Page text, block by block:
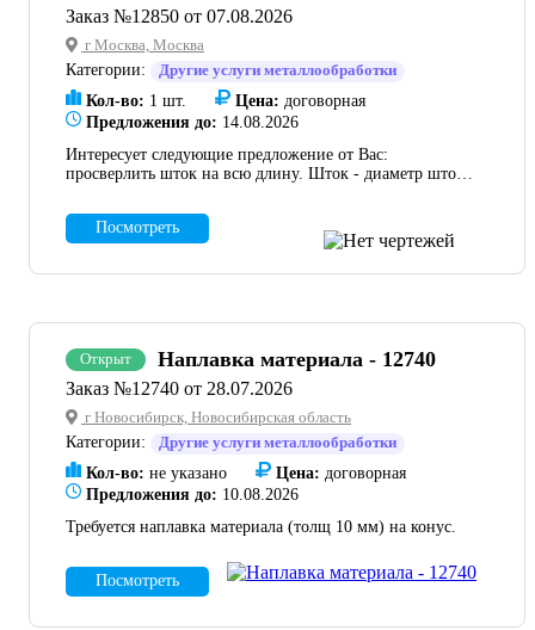
Заказ №12850 от 07.08.2026
г Москва, Москва
Категории:
Другие услуги металлообработки
Кол-во: 1 шт. Цена: договорная
Предложения до: 14.08.2026
Интересует следующие предложение от Вас:
просверлить шток на всю длину. Шток - диаметр штока
Материал наш, требуется только работа. Прошу выслать
Посмотреть
Открыт Наплавка материала - 12740
Заказ №12740 от 28.07.2026
г Новосибирск, Новосибирская область
Категории:
Другие услуги металлообработки
Кол-во: не указано Цена: договорная
Предложения до: 10.08.2026
Требуется наплавка материала (толщ 10 мм) на конус.
Посмотреть